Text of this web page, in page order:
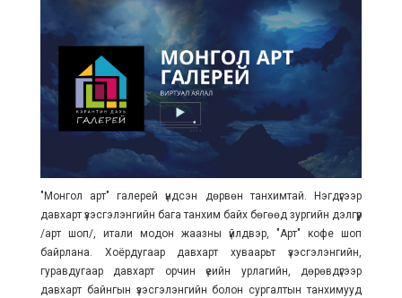
"Монгол арт" галерей үндсэн дөрвөн танхимтай. Нэгдүгээр
давхарт үзэсгэлэнгийн бага танхим байх бөгөөд зургийн дэлгүүр
/арт шоп/, итали модон жаазны үйлдвэр, "Арт" кофе шоп
байрлана. Хоёрдугаар давхарт хуваарьт үзэсгэлэнгийн,
гуравдугаар давхарт орчин үеийн урлагийн, дөрөвдүгээр
давхарт байнгын үзэсгэлэнгийн болон сургалтын танхимууд